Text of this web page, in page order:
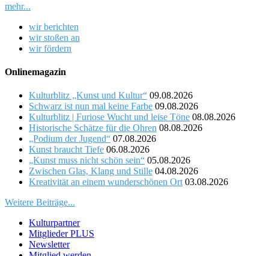
mehr...
wir berichten
wir stoßen an
wir fördern
Onlinemagazin
Kulturblitz „Kunst und Kultur“ 09.08.2026
Schwarz ist nun mal keine Farbe 09.08.2026
Kulturblitz | Furiose Wucht und leise Töne 08.08.2026
Historische Schätze für die Ohren 08.08.2026
„Podium der Jugend“ 07.08.2026
Kunst braucht Tiefe 06.08.2026
„Kunst muss nicht schön sein“ 05.08.2026
Zwischen Glas, Klang und Stille 04.08.2026
Kreativität an einem wunderschönen Ort 03.08.2026
Weitere Beiträge...
Kulturpartner
Mitglieder PLUS
Newsletter